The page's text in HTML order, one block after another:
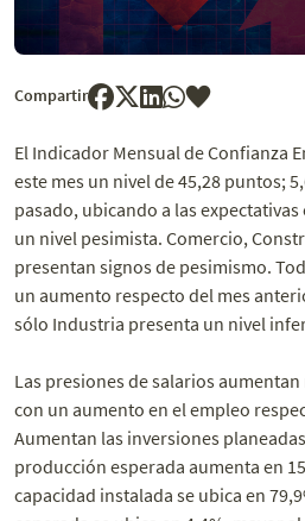
Compartir
El Indicador Mensual de Confianza
este mes un nivel de 45,28 puntos;
pasado, ubicando a las
un nivel pesimista. Comercio,
presentan signos de pesimismo.
un aumento respecto del mes
sólo Industria presenta un nivel
Las presiones de salarios
con un aumento en el empleo
Aumentan las inversiones
producción esperada aumenta en
capacidad instalada se ubica en